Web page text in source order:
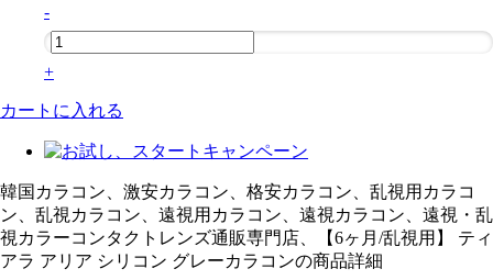
-
+
カートに入れる
韓国カラコン、激安カラコン、格安カラコン、乱視用カラコ
ン、乱視カラコン、遠視用カラコン、遠視カラコン、遠視・乱
視カラーコンタクトレンズ通販専門店、【6ヶ月/乱視用】 ティ
アラ アリア シリコン グレーカラコンの商品詳細